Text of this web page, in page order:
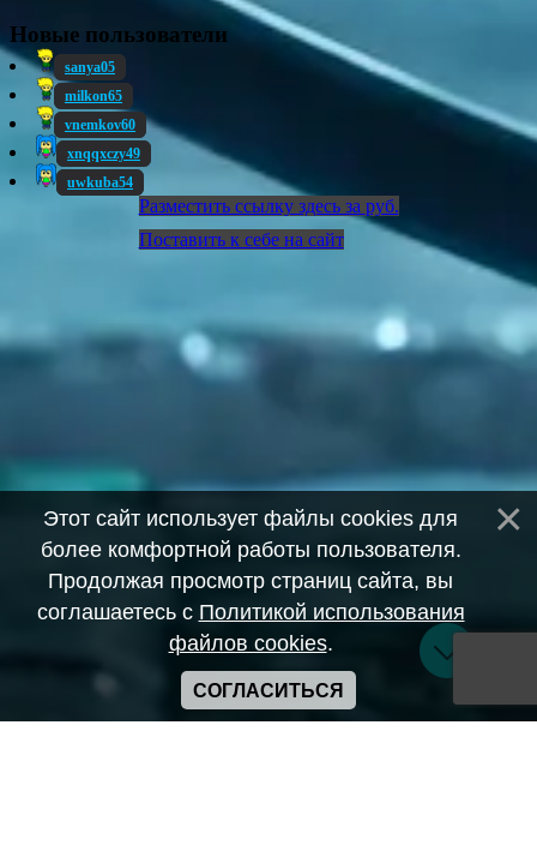
Новые пользователи
sanya05
milkon65
vnemkov60
xnqqxczy49
uwkuba54
Разместить ссылку здесь за руб.
Поставить к себе на сайт
Этот сайт использует файлы cookies для
более комфортной работы пользователя.
Продолжая просмотр страниц сайта, вы
соглашаетесь с Политикой использования
файлов cookies.
СОГЛАСИТЬСЯ